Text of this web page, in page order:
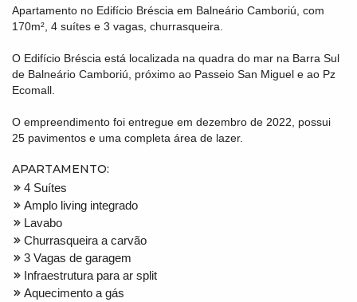
Apartamento no Edifício Bréscia em Balneário Camboriú, com
170m², 4 suítes e 3 vagas, churrasqueira.
O Edifício Bréscia está localizada na quadra do mar na Barra Sul
de Balneário Camboriú, próximo ao Passeio San Miguel e ao Pz
Ecomall.
O empreendimento foi entregue em dezembro de 2022, possui
25 pavimentos e uma completa área de lazer.
APARTAMENTO:
4 Suítes
Amplo living integrado
Lavabo
Churrasqueira a carvão
3 Vagas de garagem
Infraestrutura para ar split
Aquecimento a gás